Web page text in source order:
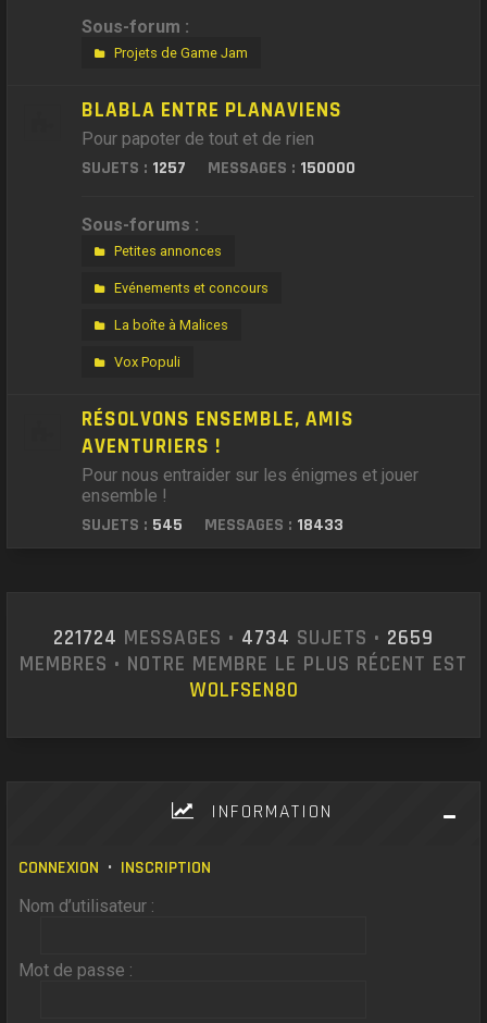
Sous-forum :
Projets de Game Jam
BLABLA ENTRE PLANAVIENS
Pour papoter de tout et de rien
SUJETS : 1257 MESSAGES : 150000
Sous-forums :
Petites annonces
Evénements et concours
La boîte à Malices
Vox Populi
RÉSOLVONS ENSEMBLE, AMIS
AVENTURIERS !
Pour nous entraider sur les énigmes et jouer
ensemble !
SUJETS : 545 MESSAGES : 18433
221724 MESSAGES • 4734 SUJETS • 2659
MEMBRES • NOTRE MEMBRE LE PLUS RÉCENT EST
WOLFSEN80
INFORMATION
CONNEXION • INSCRIPTION
Nom d’utilisateur :
Mot de passe :